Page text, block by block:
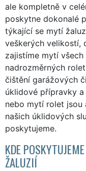
ale kompletně v
poskytne dokonalé
týkající se mytí
veškerých velikostí,
zajistíme mytí
nadrozměrných
čištění garážových
úklidové přípravky
nebo mytí rolet
našich úklidových
poskytujeme.
KDE
ŽALUZIÍ